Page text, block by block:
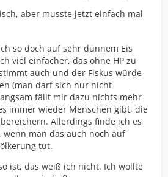
aber musste jetzt einfach mal
so doch auf sehr dünnem Eis
viel einfacher, das ohne HP zu
auch und der Fiskus würde
(man darf sich nur nicht
fällt mir dazu nichts mehr
immer wieder Menschen gibt, die
Allerdings finde ich es
man das auch noch auf
tut.
ist, das weiß ich nicht. Ich wollte